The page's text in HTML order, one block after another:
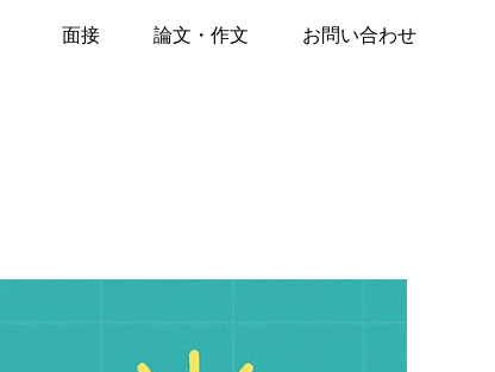
面接 論文・作文 お問い合わせ